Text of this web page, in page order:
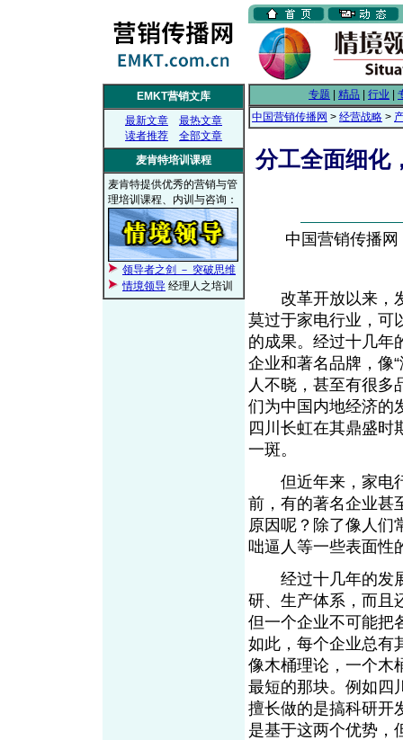
EMKT营销文库
最新文章
最热文章
读者推荐
全部文章
麦肯特培训课程
麦肯特提供优秀的营销与管
理培训课程、内训与咨询：
领导者之剑 － 突破思维
情境领导 经理人之培训
专题 精品 行业
中国营销传播网 > 经营战略 >
分工全面细化
中国营销传播
改革开放以来，发
莫过于家电行业，可
的成果。经过十几年
企业和著名品牌，像“
人不晓，甚至有很多
们为中国内地经济的
四川长虹在其鼎盛时
一斑。
但近年来，家电行
前，有的著名企业甚
原因呢？除了像人们
咄逼人等一些表面性
经过十几年的发展
研、生产体系，而且
但一个企业不可能把
如此，每个企业总有
像木桶理论，一个木
最短的那块。例如四
擅长做的是搞科研开
是基于这两个优势，